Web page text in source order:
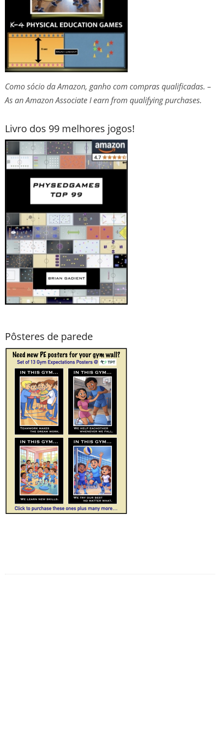
Como sócio da Amazon, ganho com compras qualificadas. –
As an Amazon Associate I earn from qualifying purchases.
Livro dos 99 melhores jogos!
Pôsteres de parede